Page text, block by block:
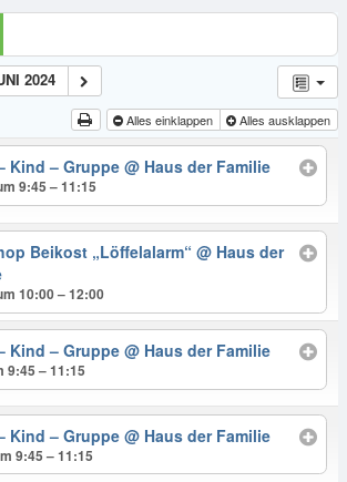
2024
Alles einklappen Alles ausklappen
Kind – Gruppe@ Haus der Familie
9:45 – 11:15
Beikost „Löffelalarm“@ Haus der
10:00 – 12:00
Kind – Gruppe@ Haus der Familie
9:45 – 11:15
Kind – Gruppe@ Haus der Familie
9:45 – 11:15